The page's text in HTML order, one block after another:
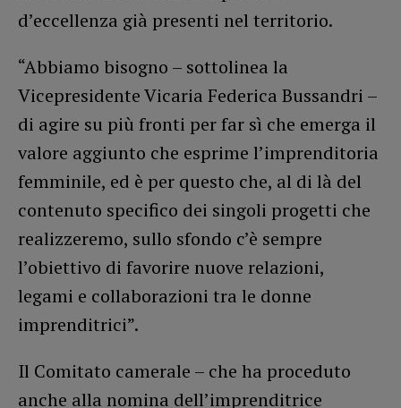
d’eccellenza già presenti nel territorio.
“Abbiamo bisogno – sottolinea la
Vicepresidente Vicaria Federica Bussandri –
di agire su più fronti per far sì che emerga il
valore aggiunto che esprime l’imprenditoria
femminile, ed è per questo che, al di là del
contenuto specifico dei singoli progetti che
realizzeremo, sullo sfondo c’è sempre
l’obiettivo di favorire nuove relazioni,
legami e collaborazioni tra le donne
imprenditrici”.
Il Comitato camerale – che ha proceduto
anche alla nomina dell’imprenditrice